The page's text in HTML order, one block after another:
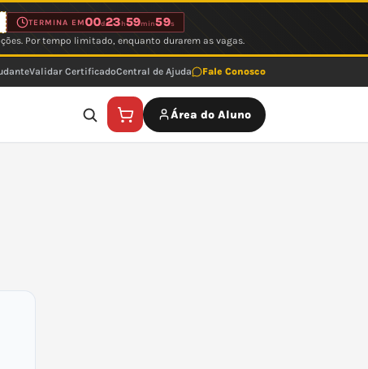
TERMINA EM00d23 h59min59s
Por tempo limitado, enquanto durarem as vagas.
Validar CertificadoCentral de Ajuda Fale Conosco
Área do Aluno